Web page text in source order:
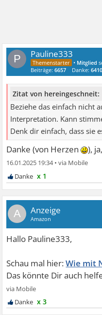
P Pauline333
• Mitglied
Beiträge:6657 Danke:6410
Zitat von hereingeschneit:
Beziehe das einfach nicht
Interpretation. Kann
Denk dir einfach, dass sie
Danke (von Herzen ),
16.01.2025 19:34•
x 1
A
Wie mit
x 3